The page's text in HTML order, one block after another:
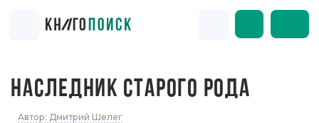
НАСЛЕДНИК СТАРОГО РОДА
Автор: Дмитрий Шелег